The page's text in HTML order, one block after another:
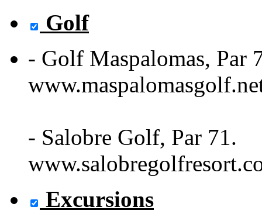
Golf
- Golf Maspalomas, Par
- Salobre Golf, Par 71.
Excursions